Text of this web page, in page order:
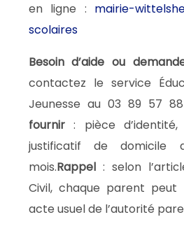
en ligne : mairie-
scolaires
Besoin d’aide ou
contactez le service
Jeunesse au 03 89 57
fournir: pièce
justificatif de
mois.Rappel: selon
Civil, chaque parent
acte usuel de l’autorité